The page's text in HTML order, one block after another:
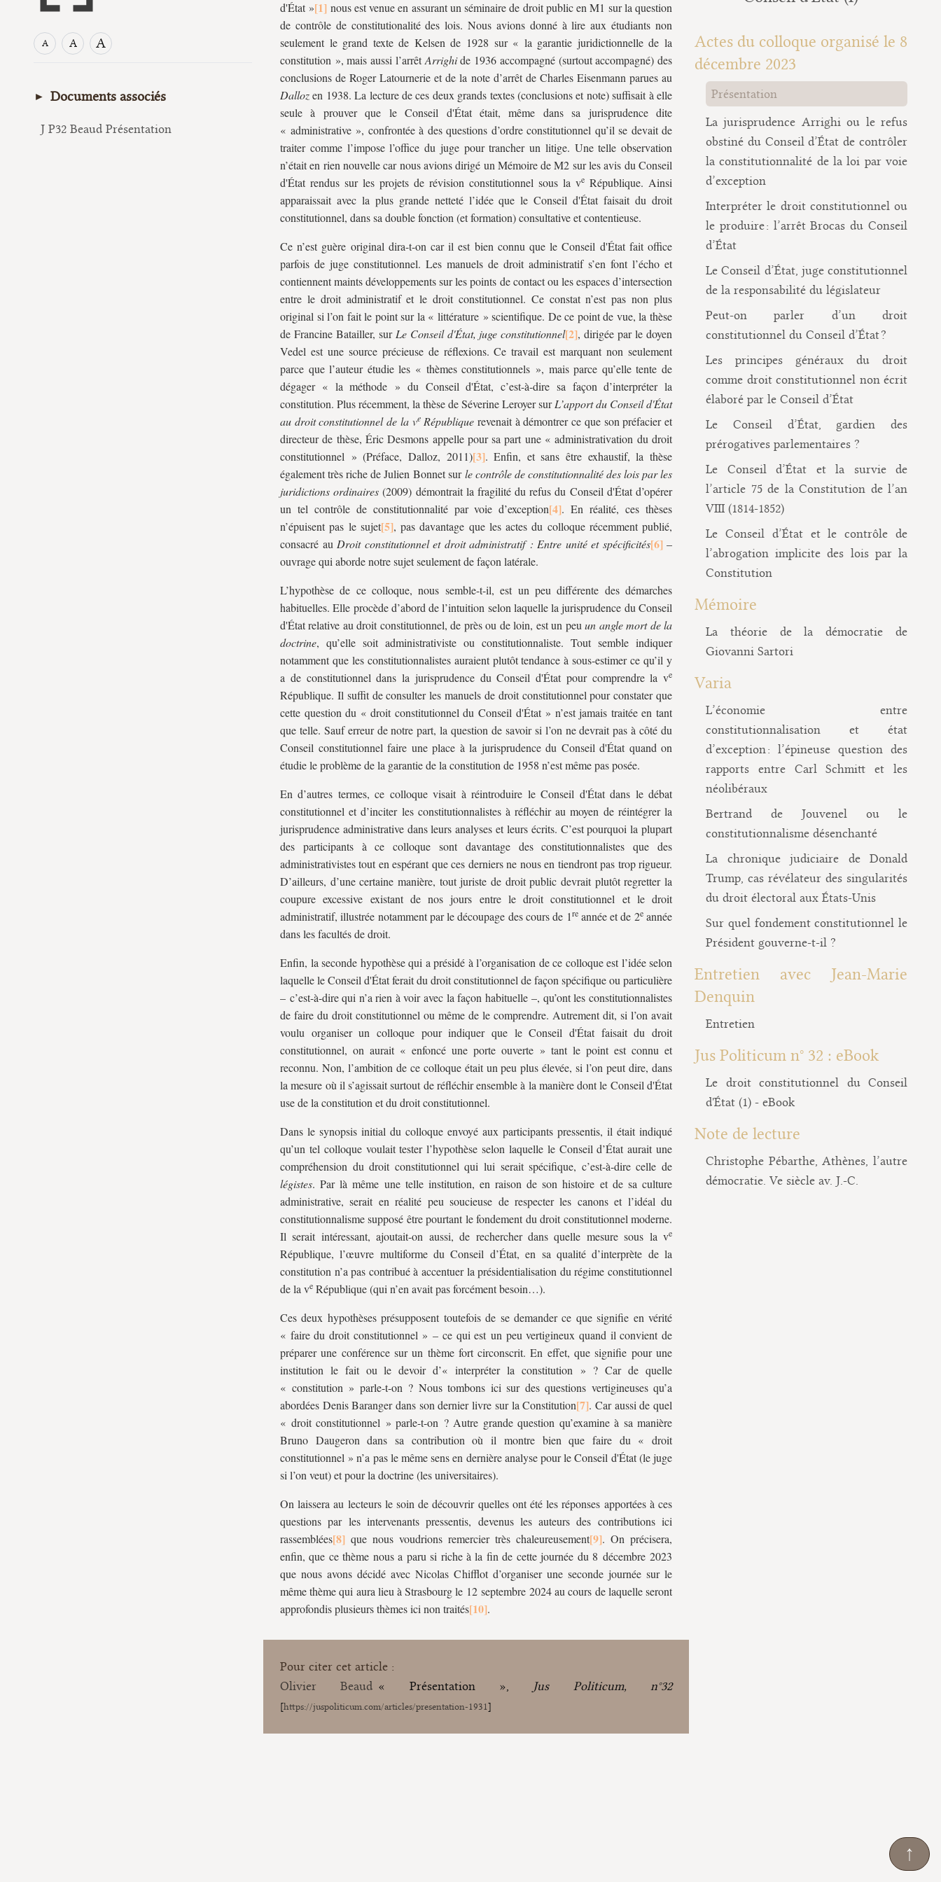
A A A
Documents associés
J P32 Beaud Présentation
d'État »
nous est venue en assurant un séminaire de droit public en M1 sur la question
de contrôle de constitutionalité des lois. Nous avions donné à lire aux étudiants non
seulement le grand texte de Kelsen de 1928 sur « la garantie juridictionnelle de la
constitution », mais aussi l’arrêt Arrighide 1936 accompagné (surtout accompagné) des
conclusions de Roger Latournerie et de la note d’arrêt de Charles Eisenmann parues au
Dallozen 1938. La lecture de ces deux grands textes (conclusions et note) suffisait à elle
seule à prouver que le Conseil d'État était, même dans sa jurisprudence dite
« administrative », confrontée à des questions d’ordre constitutionnel qu’il se devait de
traiter comme l’impose l’office du juge pour trancher un litige. Une telle observation
n’était en rien nouvelle car nous avions dirigé un Mémoire de M2 sur les avis du Conseil
d'État rendus sur les projets de révision constitutionnel sous la ve République. Ainsi
apparaissait avec la plus grande netteté l’idée que le Conseil d'État faisait du droit
constitutionnel, dans sa double fonction (et formation) consultative et contentieuse.
Ce n’est guère original dira-t-on car il est bien connu que le Conseil d'État fait office
parfois de juge constitutionnel. Les manuels de droit administratif s’en font l’écho et
contiennent maints développements sur les points de contact ou les espaces d’intersection
entre le droit administratif et le droit constitutionnel. Ce constat n’est pas non plus
original si l’on fait le point sur la « littérature » scientifique. De ce point de vue, la thèse
de Francine Batailler, sur Le Conseil d'État, juge constitutionnel
, dirigée par le doyen
Vedel est une source précieuse de réflexions. Ce travail est marquant non seulement
parce que l’auteur étudie les « thèmes constitutionnels », mais parce qu’elle tente de
dégager « la méthode » du Conseil d'État, c’est-à-dire sa façon d’interpréter la
constitution. Plus récemment, la thèse de Séverine Leroyer surL’apport du Conseil d'État
au droit constitutionnel de la veRépublique revenait à démontrer ce que son préfacier et
directeur de thèse, Éric Desmons appelle pour sa part une « administrativation du droit
constitutionnel » (Préface, Dalloz, 2011)
. Enfin, et sans être exhaustif, la thèse
également très riche de Julien Bonnet surle contrôle de constitutionnalité des lois par les
juridictions ordinaires (2009) démontrait la fragilité du refus du Conseil d'État d’opérer
un tel contrôle de constitutionnalité par voie d’exception
. En réalité, ces thèses
n’épuisent pas le sujet
, pas davantage que les actes du colloque récemment publié,
consacré au Droit constitutionnel et droit administratif : Entre unité et spécificités
–
ouvrage qui aborde notre sujet seulement de façon latérale.
L’hypothèse de ce colloque, nous semble-t-il, est un peu différente des démarches
habituelles. Elle procède d’abord de l’intuition selon laquelle la jurisprudence du Conseil
d'État relative au droit constitutionnel, de près ou de loin, est un peuun angle mort de la
doctrine, qu’elle soit administrativiste ou constitutionnaliste. Tout semble indiquer
notamment que les constitutionnalistes auraient plutôt tendance à sous-estimer ce qu’il y
a de constitutionnel dans la jurisprudence du Conseil d'État pour comprendre la ve
République. Il suffit de consulter les manuels de droit constitutionnel pour constater que
cette question du « droit constitutionnel du Conseil d'État » n’est jamais traitée en tant
que telle. Sauf erreur de notre part, la question de savoir si l’on ne devrait pas à côté du
Conseil constitutionnel faire une place à la jurisprudence du Conseil d'État quand on
étudie le problème de la garantie de la constitution de 1958 n’est même pas posée.
En d’autres termes, ce colloque visait à réintroduire le Conseil d'État dans le débat
constitutionnel et d’inciter les constitutionnalistes à réfléchir au moyen de réintégrer la
jurisprudence administrative dans leurs analyses et leurs écrits. C’est pourquoi la plupart
des participants à ce colloque sont davantage des constitutionnalistes que des
administrativistes tout en espérant que ces derniers ne nous en tiendront pas trop rigueur.
D’ailleurs, d’une certaine manière, tout juriste de droit public devrait plutôt regretter la
coupure excessive existant de nos jours entre le droit constitutionnel et le droit
administratif, illustrée notamment par le découpage des cours de 1reannée et de 2eannée
dans les facultés de droit.
Enfin, la seconde hypothèse qui a présidé à l’organisation de ce colloque est l’idée selon
laquelle le Conseil d'État ferait du droit constitutionnel de façon spécifique ou particulière
– c’est-à-dire qui n’a rien à voir avec la façon habituelle –, qu’ont les constitutionnalistes
de faire du droit constitutionnel ou même de le comprendre. Autrement dit, si l’on avait
voulu organiser un colloque pour indiquer que le Conseil d'État faisait du droit
constitutionnel, on aurait « enfoncé une porte ouverte » tant le point est connu et
reconnu. Non, l’ambition de ce colloque était un peu plus élevée, si l’on peut dire, dans
la mesure où il s’agissait surtout de réfléchir ensemble à la manière dont le Conseil d'État
use de la constitution et du droit constitutionnel.
Dans le synopsis initial du colloque envoyé aux participants pressentis, il était indiqué
qu’un tel colloque voulait tester l’hypothèse selon laquelle le Conseil d’État aurait une
compréhension du droit constitutionnel qui lui serait spécifique, c’est-à-dire celle de
légistes. Par là même une telle institution, en raison de son histoire et de sa culture
administrative, serait en réalité peu soucieuse de respecter les canons et l’idéal du
constitutionnalisme supposé être pourtant le fondement du droit constitutionnel moderne.
Il serait intéressant, ajoutait-on aussi, de rechercher dans quelle mesure sous la ve
République, l’œuvre multiforme du Conseil d’État, en sa qualité d’interprète de la
constitution n’a pas contribué à accentuer la présidentialisation du régime constitutionnel
de la ve République (qui n’en avait pas forcément besoin…).
Ces deux hypothèses présupposent toutefois de se demander ce que signifie en vérité
« faire du droit constitutionnel » – ce qui est un peu vertigineux quand il convient de
préparer une conférence sur un thème fort circonscrit. En effet, que signifie pour une
institution le fait ou le devoir d’« interpréter la constitution » ? Car de quelle
« constitution » parle-t-on ? Nous tombons ici sur des questions vertigineuses qu’a
abordées Denis Baranger dans son dernier livre sur la Constitution
. Car aussi de quel
« droit constitutionnel » parle-t-on ? Autre grande question qu’examine à sa manière
Bruno Daugeron dans sa contribution où il montre bien que faire du « droit
constitutionnel » n’a pas le même sens en dernière analyse pour le Conseil d'État (le juge
si l’on veut) et pour la doctrine (les universitaires).
On laissera au lecteurs le soin de découvrir quelles ont été les réponses apportées à ces
questions par les intervenants pressentis, devenus les auteurs des contributions ici
rassemblées
que nous voudrions remercier très chaleureusement
. On précisera,
enfin, que ce thème nous a paru si riche à la fin de cette journée du 8 décembre 2023
que nous avons décidé avec Nicolas Chifflot d’organiser une seconde journée sur le
même thème qui aura lieu à Strasbourg le 12 septembre 2024 au cours de laquelle seront
approfondis plusieurs thèmes ici non traités
.
Pour citer cet article :
Olivier Beaud « Présentation », Jus Politicum, n°32
[https://juspoliticum.com/articles/presentation-1931]
Actes du colloque organisé le 8
décembre 2023
Présentation
La jurisprudence Arrighi ou le refus
obstiné du Conseil d’État de contrôler
la constitutionnalité de la loi par voie
d’exception
Interpréter le droit constitutionnel ou
le produire : l’arrêt Brocas du Conseil
d’État
Le Conseil d’État, juge constitutionnel
de la responsabilité du législateur
Peut-on parler d’un droit
constitutionnel du Conseil d’État ?
Les principes généraux du droit
comme droit constitutionnel non écrit
élaboré par le Conseil d’État
Le Conseil d’État, gardien des
prérogatives parlementaires ?
Le Conseil d’État et la survie de
l’article 75 de la Constitution de l’an
VIII (1814-1852)
Le Conseil d’État et le contrôle de
l’abrogation implicite des lois par la
Constitution
Mémoire
La théorie de la démocratie de
Giovanni Sartori
Varia
L’économie entre
constitutionnalisation et état
d’exception : l’épineuse question des
rapports entre Carl Schmitt et les
néolibéraux
Bertrand de Jouvenel ou le
constitutionnalisme désenchanté
La chronique judiciaire de Donald
Trump, cas révélateur des singularités
du droit électoral aux États-Unis
Sur quel fondement constitutionnel le
Président gouverne-t-il ?
Entretien avec Jean-Marie
Denquin
Entretien
Jus Politicum n° 32 : eBook
Le droit constitutionnel du Conseil
d'État (1) - eBook
Note de lecture
Christophe Pébarthe, Athènes, l’autre
démocratie. Ve siècle av. J.-C.
↑